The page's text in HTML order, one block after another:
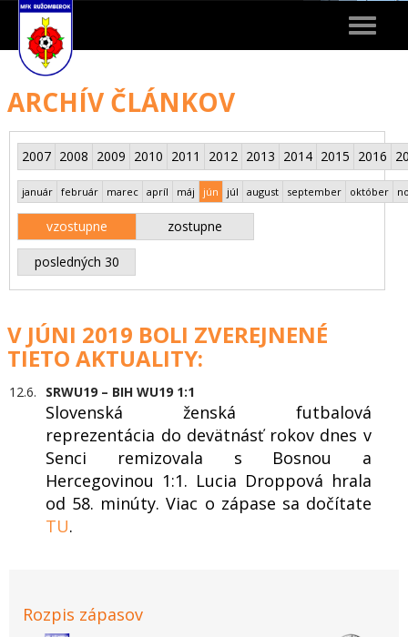
Toggle
ARCHÍV ČLÁNKOV
2007 2008 2009 2010 2011 2012 2013 2014 2015 2016
január február marec apríl máj jún júl august september október
vzostupne zostupne
posledných 30
V JÚNI 2019 BOLI ZVEREJNENÉ
TIETO AKTUALITY:
12.6. SRWU19 – BIH WU19 1:1
Slovenská ženská futbalová
reprezentácia do devätnásť rokov dnes v
Senci remizovala s Bosnou a
Hercegovinou 1:1. Lucia Droppová hrala
od 58. minúty. Viac o zápase sa dočítate
TU.
Rozpis zápasov